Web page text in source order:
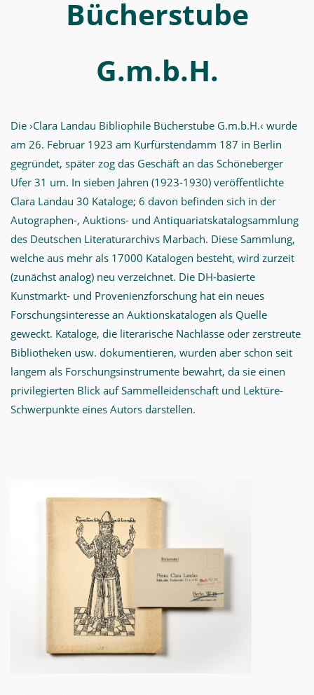
Bücherstube
G.m.b.H.
Die ›Clara Landau Bibliophile Bücherstube G.m.b.H.‹ wurde
am 26. Februar 1923 am Kurfürstendamm 187 in Berlin
gegründet, später zog das Geschäft an das Schöneberger
Ufer 31 um. In sieben Jahren (1923-1930) veröffentlichte
Clara Landau 30 Kataloge; 6 davon befinden sich in der
Autographen-, Auktions- und Antiquariatskatalogsammlung
des Deutschen Literaturarchivs Marbach. Diese Sammlung,
welche aus mehr als 17000 Katalogen besteht, wird zurzeit
(zunächst analog) neu verzeichnet. Die DH-basierte
Kunstmarkt- und Provenienzforschung hat ein neues
Forschungsinteresse an Auktionskatalogen als Quelle
geweckt. Kataloge, die literarische Nachlässe oder zerstreute
Bibliotheken usw. dokumentieren, wurden aber schon seit
langem als Forschungsinstrumente bewahrt, da sie einen
privilegierten Blick auf Sammelleidenschaft und Lektüre-
Schwerpunkte eines Autors darstellen.